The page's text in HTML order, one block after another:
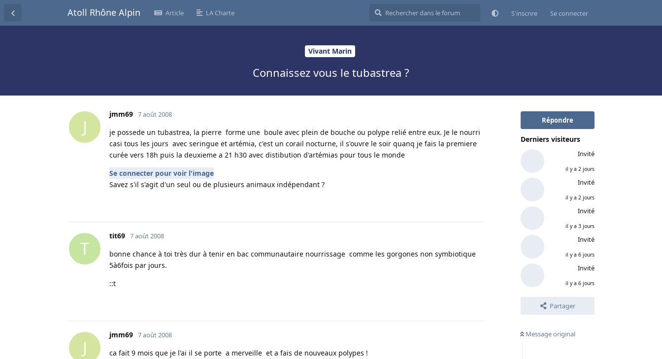
Atoll Rhône Alpin Article LA Charte S'inscrire Se connecter
Vivant Marin
Connaissez vous le tubastrea ?
Répondre
Derniers visiteurs
Invité
il y a 2 jours
Invité
il y a 2 jours
Invité
il y a 3 jours
Invité
il y a 6 jours
Invité
il y a 6 jours
Partager
Message original
J
jmm69 7 août 2008
je possede un tubastrea, la pierre forme une boule avec plein de bouche ou polype relié entre eux. Je le nourri
casi tous les jours avec seringue et artémia, c'est un corail nocturne, il s'ouvre le soir quanq je fais la premiere
curée vers 18h puis la deuxieme a 21 h30 avec distibution d'artémias pour tous le monde
Se connecter pour voir l'image
Savez s'il s'agit d'un seul ou de plusieurs animaux indépendant ?
T
tit69 7 août 2008
bonne chance à toi très dur à tenir en bac communautaire nourrissage comme les gorgones non symbiotique
5à6fois par jours.
::t
J
jmm69 7 août 2008
ca fait 9 mois que je l'ai il se porte a merveille et a fais de nouveaux polypes !